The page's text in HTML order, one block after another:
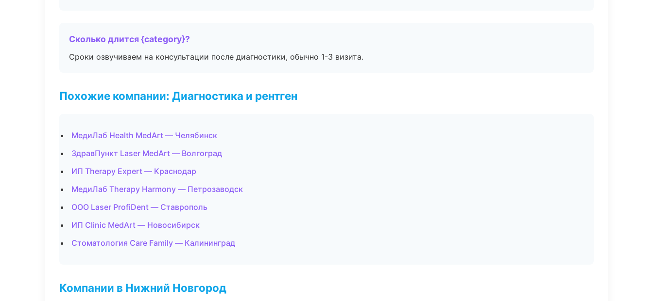
Сколько длится {category}?
Сроки озвучиваем на консультации после диагностики, обычно 1-3 визита.
Похожие компании: Диагностика и рентген
МедиЛаб Health MedArt — Челябинск
ЗдравПункт Laser MedArt — Волгоград
ИП Therapy Expert — Краснодар
МедиЛаб Therapy Harmony — Петрозаводск
ООО Laser ProfiDent — Ставрополь
ИП Clinic MedArt — Новосибирск
Стоматология Care Family — Калининград
Компании в Нижний Новгород